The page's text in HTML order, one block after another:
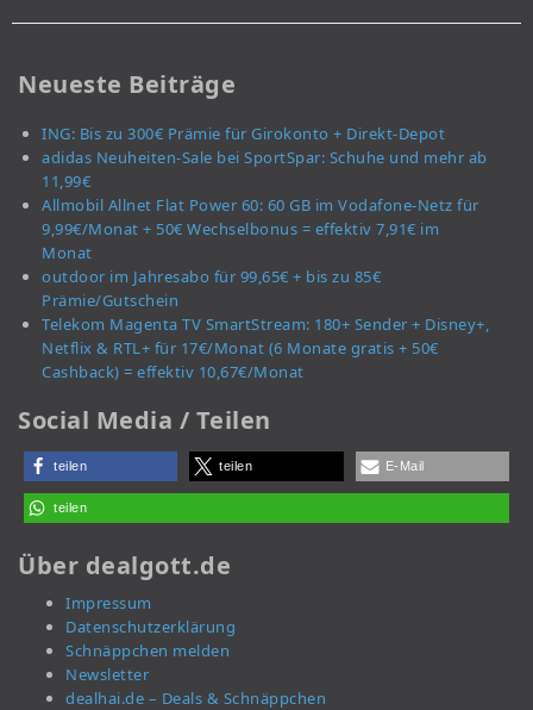
Neueste Beiträge
ING: Bis zu 300€ Prämie für Girokonto + Direkt-Depot
adidas Neuheiten-Sale bei SportSpar: Schuhe und mehr ab
11,99€
Allmobil Allnet Flat Power 60: 60 GB im Vodafone-Netz für
9,99€/Monat + 50€ Wechselbonus = effektiv 7,91€ im
Monat
outdoor im Jahresabo für 99,65€ + bis zu 85€
Prämie/Gutschein
Telekom Magenta TV SmartStream: 180+ Sender + Disney+,
Netflix & RTL+ für 17€/Monat (6 Monate gratis + 50€
Cashback) = effektiv 10,67€/Monat
Social Media / Teilen
teilen teilen E-Mail
teilen
Über dealgott.de
Impressum
Datenschutzerklärung
Schnäppchen melden
Newsletter
dealhai.de – Deals & Schnäppchen